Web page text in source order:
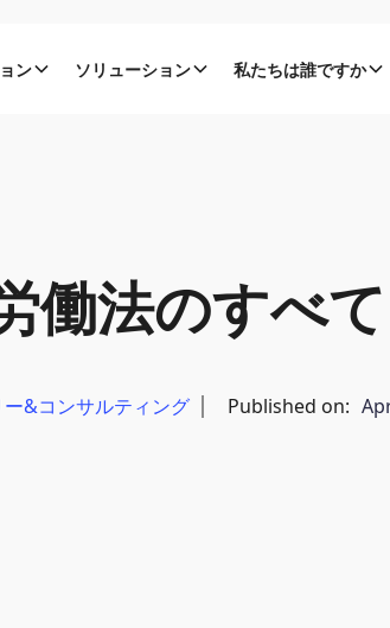
ン ソリューション 私たちは誰ですか
働法のすべて
&コンサルティング Published on: